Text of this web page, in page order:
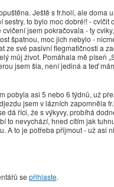
Ještě s fr.holí, ale doma
to bylo moc dobré!! - cvičit
jsem pokračovala - ty
špatnou, moc jich nebylo -
ze své pasivní flegmatičnosti a
můj život. Pomáhala mě píseň
jsem šla, není jediná a teď
pobyla asi 5 nebo 6 týdnů, už
jsem v lázních zapomněla
dá říci, že s výkyvy, probíhá
to nevychází, hned cítím jak
A to je potřeba přijmout - už asi
se přihlaste.